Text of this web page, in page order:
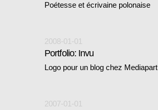
Poétesse et écrivaine polonaise
2008-01-01
Portfolio: Invu
Logo pour un blog chez Mediapart
2007-01-01